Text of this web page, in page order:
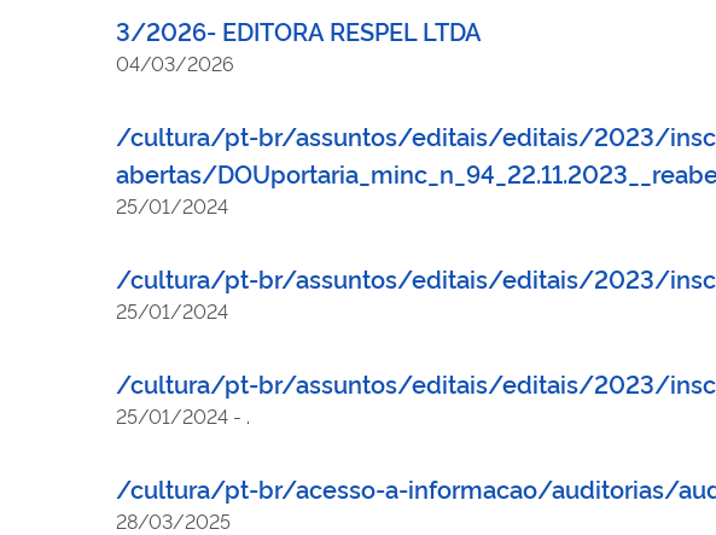
3/2026- EDITORA RESPEL LTDA
04/03/2026
/cultura/pt-br/assuntos/editais/editais/2023/
abertas/
25/01/2024
/cultura/pt-br/assuntos/editais/editais/2023/
25/01/2024
/cultura/pt-br/assuntos/editais/editais/2023/
25/01/2024 - .
/cultura/pt-br/acesso-a-informacao/auditorias/
28/03/2025